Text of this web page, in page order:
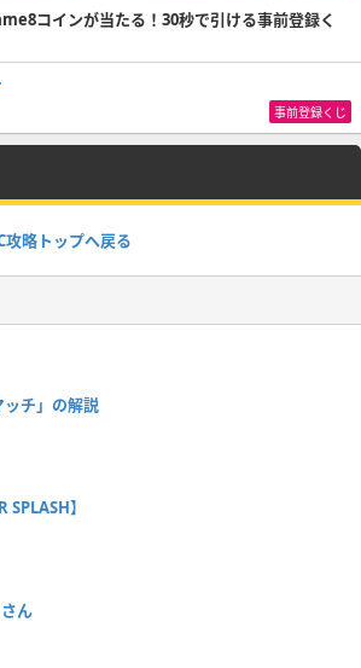
コインが当たる！30秒で引ける事前登録く
事前登録くじ
略トップへ戻る
チ」の解説
】
ん